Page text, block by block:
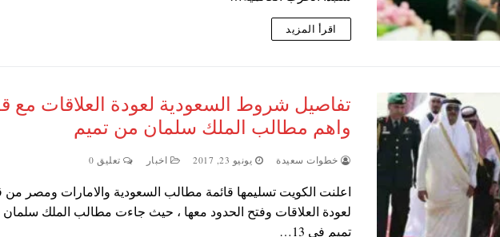
اقرأ المزيد
تفاصيل شروط السعودية لعودة العلاقات مع
واهم مطالب الملك سلمان من تميم
خطوات سعيدة يونيو 23, 2017 اخبار تعليق 0
اعلنت الكويت تسليمها قائمة مطالب السعودية والامارات ومصر من
لعودة العلاقات وفتح الحدود معها ، حيث جاءت مطالب الملك
تميم في 13…